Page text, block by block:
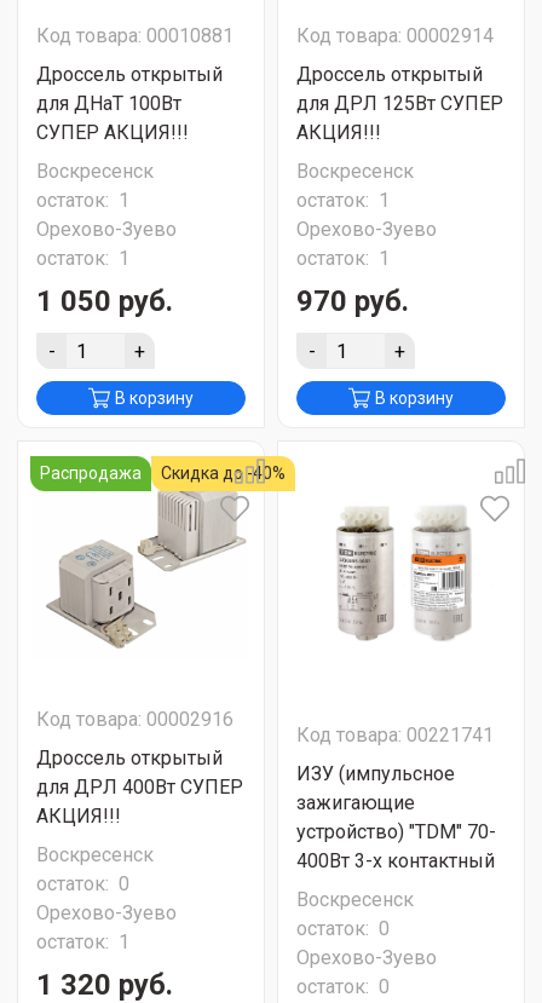
Код товара: 00010881
Дроссель открытый
для ДНаТ 100Вт
СУПЕР АКЦИЯ!!!
Воскресенск
остаток: 1
Орехово-Зуево
остаток: 1
1 050 руб.
- +
В корзину
Код товара: 00002914
Дроссель открытый
для ДРЛ 125Вт СУПЕР
АКЦИЯ!!!
Воскресенск
остаток: 1
Орехово-Зуево
остаток: 1
970 руб.
- +
В корзину
Распродажа Скидка до -40%
Код товара: 00002916
Дроссель открытый
для ДРЛ 400Вт СУПЕР
АКЦИЯ!!!
Воскресенск
остаток: 0
Орехово-Зуево
остаток: 1
1 320 руб.
Код товара: 00221741
ИЗУ (импульсное
зажигающие
устройство) "TDM" 70-
400Вт 3-х контактный
Воскресенск
остаток: 0
Орехово-Зуево
остаток: 0